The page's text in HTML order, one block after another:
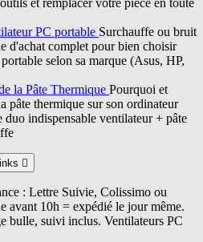
et remplacer votre pièce en toute
PC portable Surchauffe ou bruit
d'achat complet pour bien choisir
selon sa marque (Asus, HP,
la Pâte Thermique Pourquoi et
pâte thermique sur son ordinateur
duo indispensable ventilateur + pâte

: Lettre Suivie, Colissimo ou
avant 10h = expédié le jour même.
bulle, suivi inclus. Ventilateurs PC